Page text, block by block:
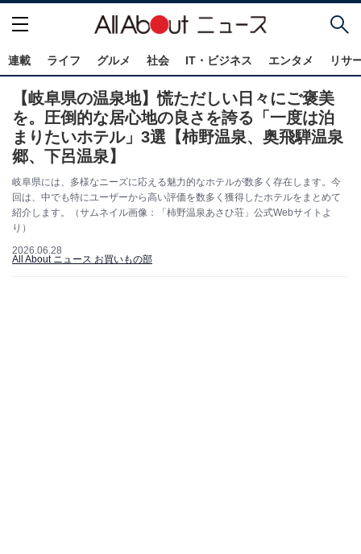
連載 ライフ グルメ 社会 IT・ビジネス エンタメ リサ
【岐阜県の温泉地】慌ただしい日々にご褒美
を。圧倒的な居心地の良さを誇る「一度は泊
まりたいホテル」3選【柿野温泉、奥飛騨温泉
郷、下呂温泉】
岐阜県には、多様なニーズに応える魅力的なホテルが数多く存在します。今
回は、中でも特にユーザーから高い評価を数多く獲得したホテルをまとめて
紹介します。（サムネイル画像：「柿野温泉あさひ荘」公式Webサイトよ
り）
2026.06.28
All About ニュース お買いもの部